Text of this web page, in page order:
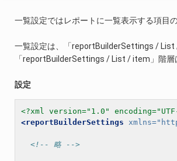
一覧設定ではレポートに一覧表示する項目
一覧設定は、「reportBuilderSettings /
「reportBuilderSettings / List / item」階
設定
<?xml version="1.0"
<reportBuilderSettings
xmlns=
<!-- 略 -->